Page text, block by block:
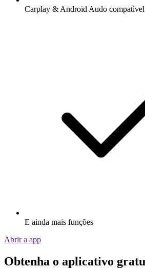
Carplay & Android Audo compatìvel
E ainda mais funções
Abrir a app
Obtenha o aplicativo